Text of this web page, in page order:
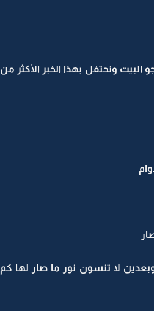
البيت ونحتفل بهذا الخبر الأكثر من
لا تنسون نور ما صار لها كم